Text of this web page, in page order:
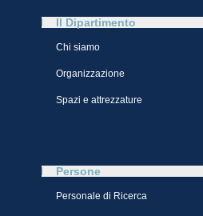
Il Dipartimento
Chi siamo
Organizzazione
Spazi e attrezzature
Persone
Personale di Ricerca